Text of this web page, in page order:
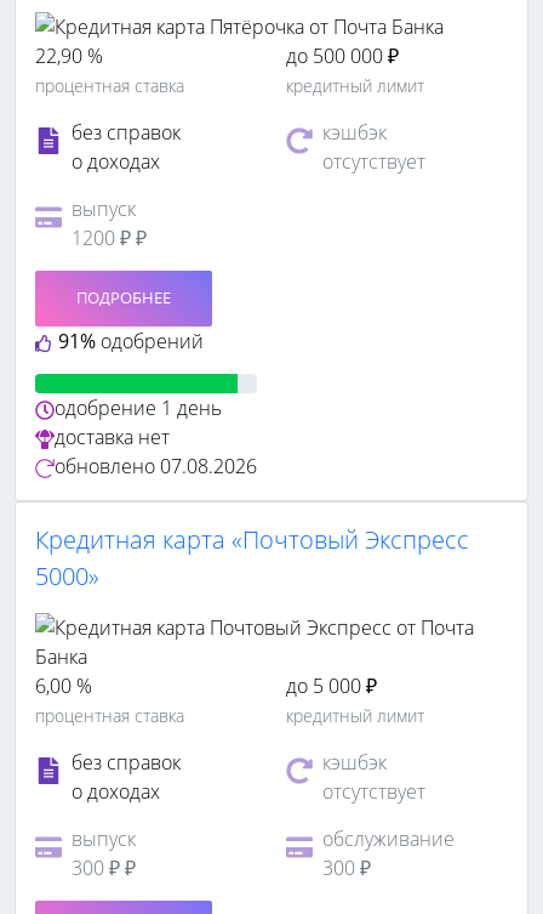
22,90 %
процентная ставка
до 500 000 ₽
кредитный лимит
без справок
о доходах
кэшбэк
отсутствует
выпуск
1200 ₽ ₽
91% одобрений
ПОДРОБНЕЕ
одобрение 1 день
доставка нет
обновлено 07.08.2026
Кредитная карта «Почтовый Экспресс
5000»
6,00 %
процентная ставка
до 5 000 ₽
кредитный лимит
без справок
о доходах
кэшбэк
отсутствует
выпуск
300 ₽ ₽
обслуживание
300 ₽